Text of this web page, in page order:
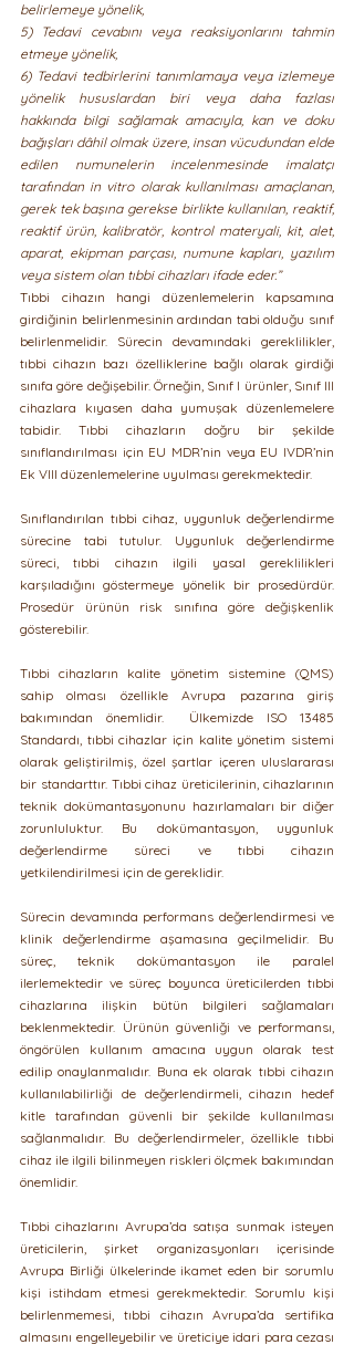
belirlemeye yönelik,
5) Tedavi cevabını veya reaksiyonlarını tahmin
etmeye yönelik,
6) Tedavi tedbirlerini tanımlamaya veya izlemeye
yönelik hususlardan biri veya daha fazlası
hakkında bilgi sağlamak amacıyla, kan ve doku
bağışları dâhil olmak üzere, insan vücudundan elde
edilen numunelerin incelenmesinde imalatçı
tarafından in vitro olarak kullanılması amaçlanan,
gerek tek başına gerekse birlikte kullanılan, reaktif,
reaktif ürün, kalibratör, kontrol materyali, kit, alet,
aparat, ekipman parçası, numune kapları, yazılım
veya sistem olan tıbbi cihazları ifade eder.”
Tıbbi cihazın hangi düzenlemelerin kapsamına
girdiğinin belirlenmesinin ardından tabi olduğu sınıf
belirlenmelidir. Sürecin devamındaki gereklilikler,
tıbbi cihazın bazı özelliklerine bağlı olarak girdiği
sınıfa göre değişebilir. Örneğin, Sınıf I ürünler, Sınıf III
cihazlara kıyasen daha yumuşak düzenlemelere
tabidir. Tıbbi cihazların doğru bir şekilde
sınıflandırılması için EU MDR’nin veya EU IVDR’nin
Ek VIII düzenlemelerine uyulması gerekmektedir.
Sınıflandırılan tıbbi cihaz, uygunluk değerlendirme
sürecine tabi tutulur. Uygunluk değerlendirme
süreci, tıbbi cihazın ilgili yasal gereklilikleri
karşıladığını göstermeye yönelik bir prosedürdür.
Prosedür ürünün risk sınıfına göre değişkenlik
gösterebilir.
Tıbbi cihazların kalite yönetim sistemine (QMS)
sahip olması özellikle Avrupa pazarına giriş
bakımından önemlidir.  Ülkemizde ISO 13485
Standardı, tıbbi cihazlar için kalite yönetim sistemi
olarak geliştirilmiş, özel şartlar içeren uluslararası
bir standarttır. Tıbbi cihaz üreticilerinin, cihazlarının
teknik dokümantasyonunu hazırlamaları bir diğer
zorunluluktur. Bu dokümantasyon, uygunluk
değerlendirme süreci ve tıbbi cihazın
yetkilendirilmesi için de gereklidir.
Sürecin devamında performans değerlendirmesi ve
klinik değerlendirme aşamasına geçilmelidir. Bu
süreç, teknik dokümantasyon ile paralel
ilerlemektedir ve süreç boyunca üreticilerden tıbbi
cihazlarına ilişkin bütün bilgileri sağlamaları
beklenmektedir. Ürünün güvenliği ve performansı,
öngörülen kullanım amacına uygun olarak test
edilip onaylanmalıdır. Buna ek olarak tıbbi cihazın
kullanılabilirliği de değerlendirmeli, cihazın hedef
kitle tarafından güvenli bir şekilde kullanılması
sağlanmalıdır. Bu değerlendirmeler, özellikle tıbbi
cihaz ile ilgili bilinmeyen riskleri ölçmek bakımından
önemlidir.
Tıbbi cihazlarını Avrupa’da satışa sunmak isteyen
üreticilerin, şirket organizasyonları içerisinde
Avrupa Birliği ülkelerinde ikamet eden bir sorumlu
kişi istihdam etmesi gerekmektedir. Sorumlu kişi
belirlenmemesi, tıbbi cihazın Avrupa’da sertifika
almasını engelleyebilir ve üreticiye idari para cezası